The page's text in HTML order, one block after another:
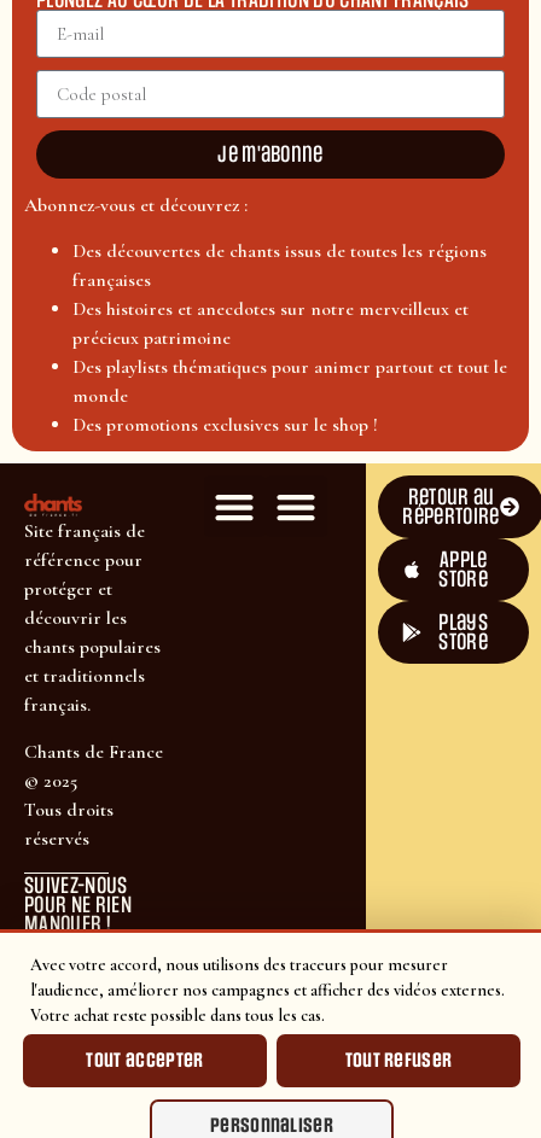
Avec votre accord, nous utilisons des traceurs pour mesurer
l'audience, améliorer nos campagnes et afficher des vidéos externes.
Votre achat reste possible dans tous les cas.
Tout accepter Tout refuser
Personnaliser
Je m'abonne
Abonnez-vous et découvrez :
Des découvertes de chants issus de toutes les régions
françaises
Des histoires et anecdotes sur notre merveilleux et
précieux patrimoine
Des playlists thématiques pour animer partout et tout le
monde
Des promotions exclusives sur le shop !
Site français de
référence pour
protéger et
découvrir les
chants populaires
et traditionnels
français.
Chants de France
© 2025
Tous droits
réservés
SUIVEZ-NOUS
POUR NE RIEN
MANQUER !
Retour au
répertoire
Apple
Store
plays
store